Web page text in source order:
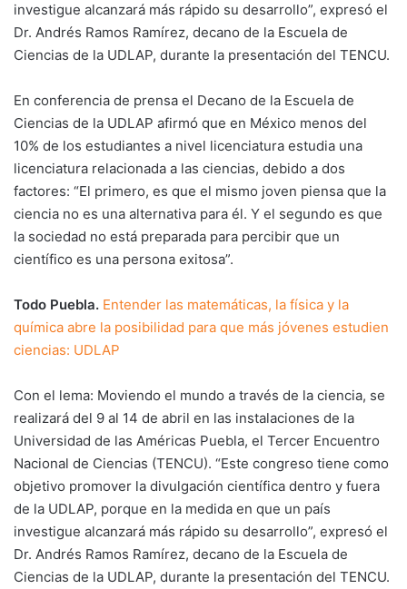
investigue alcanzará más rápido su desarrollo”, expresó el
Dr. Andrés Ramos Ramírez, decano de la Escuela de
Ciencias de la UDLAP, durante la presentación del TENCU.
En conferencia de prensa el Decano de la Escuela de
Ciencias de la UDLAP afirmó que en México menos del
10% de los estudiantes a nivel licenciatura estudia una
licenciatura relacionada a las ciencias, debido a dos
factores: “El primero, es que el mismo joven piensa que la
ciencia no es una alternativa para él. Y el segundo es que
la sociedad no está preparada para percibir que un
científico es una persona exitosa”.
Todo Puebla. Entender las matemáticas, la física y la
química abre la posibilidad para que más jóvenes estudien
ciencias: UDLAP
Con el lema: Moviendo el mundo a través de la ciencia, se
realizará del 9 al 14 de abril en las instalaciones de la
Universidad de las Américas Puebla, el Tercer Encuentro
Nacional de Ciencias (TENCU). “Este congreso tiene como
objetivo promover la divulgación científica dentro y fuera
de la UDLAP, porque en la medida en que un país
investigue alcanzará más rápido su desarrollo”, expresó el
Dr. Andrés Ramos Ramírez, decano de la Escuela de
Ciencias de la UDLAP, durante la presentación del TENCU.